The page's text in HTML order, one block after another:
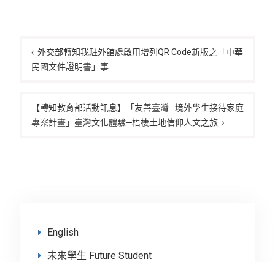
章
導
外交部轉知我駐外館處啟用增列QR Code新版之「中華
民國文件證明書」事
【轉知教育部活動訊息】「友善臺灣─境外學生接待家庭
專案計畫」臺灣文化體驗─梧棲土地信仰人文之旅
English
未來學生 Future Student